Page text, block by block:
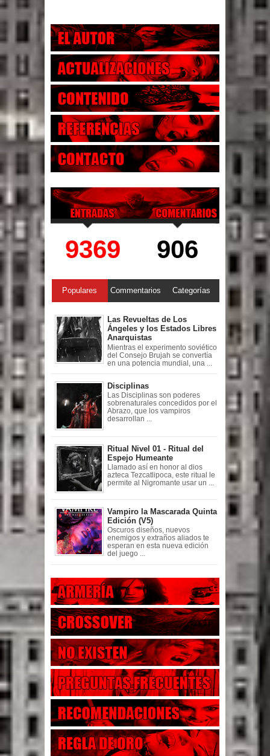
9369 906
Populares Commentarios Categorías
Las Revueltas de Los
Ángeles y los Estados Libres
Anarquistas
Mientras el experimento soviético
del Consejo Brujah se convertía
en una potencia mundial, una ...
Disciplinas
Las Disciplinas son poderes
sobrenaturales concedidos por el
Abrazo, que los vampiros
desarrollan ...
Ritual Nivel 01 - Ritual del
Espejo Humeante
Llamado así en honor al dios
azteca Tezcatlipoca, este ritual le
permite al Nigromante usar un ...
Vampiro la Mascarada Quinta
Edición (V5)
Oscuros diseños, nuevos
enemigos y extraños aliados te
esperan en esta nueva edición
del juego ...